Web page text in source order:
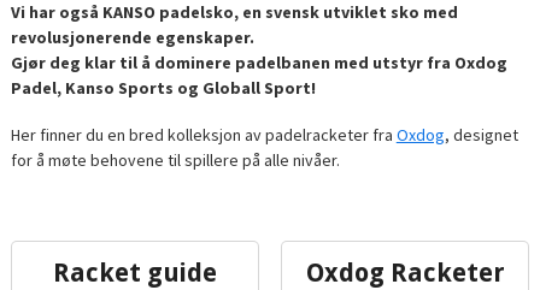
Vi har også KANSO padelsko, en svensk utviklet sko med
revolusjonerende egenskaper.
Gjør deg klar til å dominere padelbanen med utstyr fra Oxdog
Padel, Kanso Sports og Globall Sport!
Her finner du en bred kolleksjon av padelracketer fra Oxdog, designet
for å møte behovene til spillere på alle nivåer.
Racket guide Oxdog Racketer